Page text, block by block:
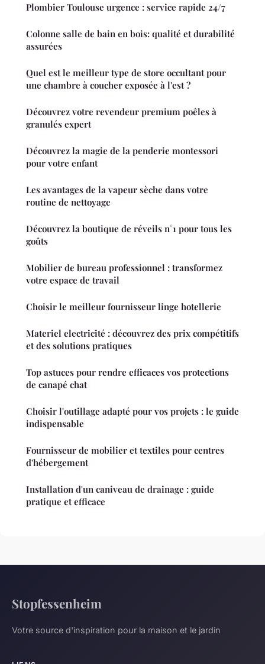
Plombier Toulouse urgence : service rapide 24/7
Colonne salle de bain en bois: qualité et durabilité
assurées
Quel est le meilleur type de store occultant pour
une chambre à coucher exposée à l'est ?
Découvrez votre revendeur premium poêles à
granulés expert
Découvrez la magie de la penderie montessori
pour votre enfant
Les avantages de la vapeur sèche dans votre
routine de nettoyage
Découvrez la boutique de réveils n°1 pour tous les
goûts
Mobilier de bureau professionnel : transformez
votre espace de travail
Choisir le meilleur fournisseur linge hotellerie
Materiel electricité : découvrez des prix compétitifs
et des solutions pratiques
Top astuces pour rendre efficaces vos protections
de canapé chat
Choisir l'outillage adapté pour vos projets : le guide
indispensable
Fournisseur de mobilier et textiles pour centres
d'hébergement
Installation d'un caniveau de drainage : guide
pratique et efficace
Stopfessenheim
Votre source d'inspiration pour la maison et le jardin